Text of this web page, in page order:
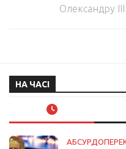
Олександру III
НА ЧАСІ